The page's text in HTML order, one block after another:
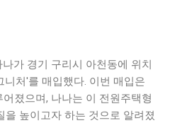
가 경기 구리시 아천동에 위치
처'를 매입했다. 이번 매입은
졌으며, 나나는 이 전원주택형
을 높이고자 하는 것으로 알려졌